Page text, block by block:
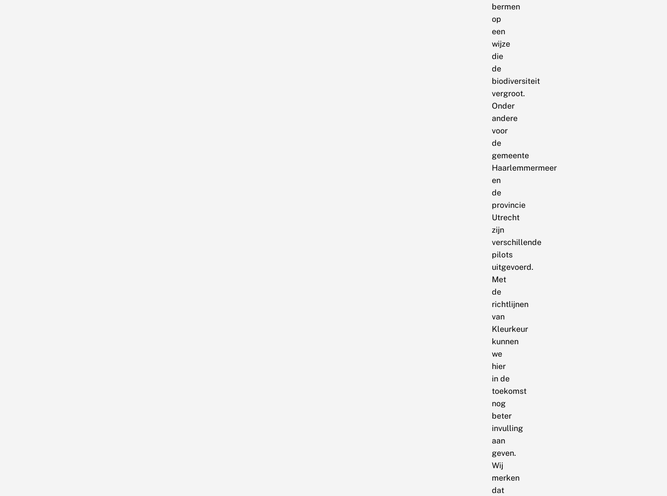
bermen
op
een
wijze
die
de
biodiversiteit
vergroot.
Onder
andere
voor
de
gemeente
Haarlemmermeer
en
de
provincie
Utrecht
zijn
verschillende
pilots
uitgevoerd.
Met
de
richtlijnen
van
Kleurkeur
kunnen
we
hier
in de
toekomst
nog
beter
invulling
aan
geven.
Wij
merken
dat